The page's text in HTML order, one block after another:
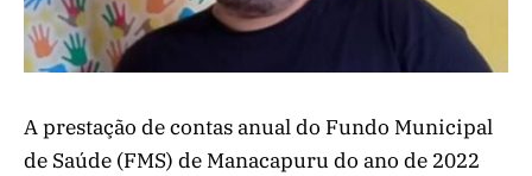
A prestação de contas anual do Fundo Municipal
de Saúde (FMS) de Manacapuru do ano de 2022